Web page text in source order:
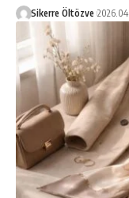
Sikerre Öltözve